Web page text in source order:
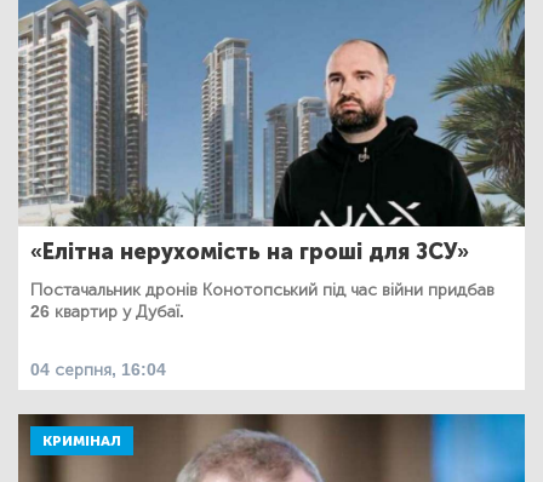
«Елітна нерухомість на гроші для ЗСУ»
Постачальник дронів Конотопський під час війни придбав
26 квартир у Дубаї.
04 серпня, 16:04
КРИМІНАЛ